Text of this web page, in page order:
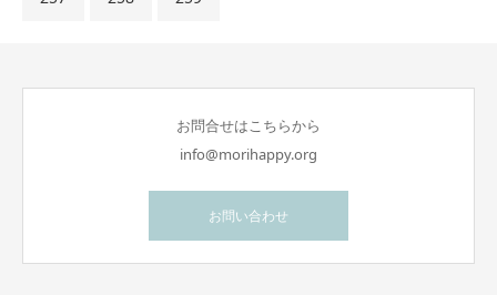
お問合せはこちらから
info@morihappy.org
お問い合わせ